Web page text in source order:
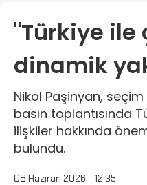
"Türkiye ile
dinamik
Nikol Paşinyan,
basın toplantısında
ilişkiler hakkında
bulundu.
08 Haziran 2026 - 12:35